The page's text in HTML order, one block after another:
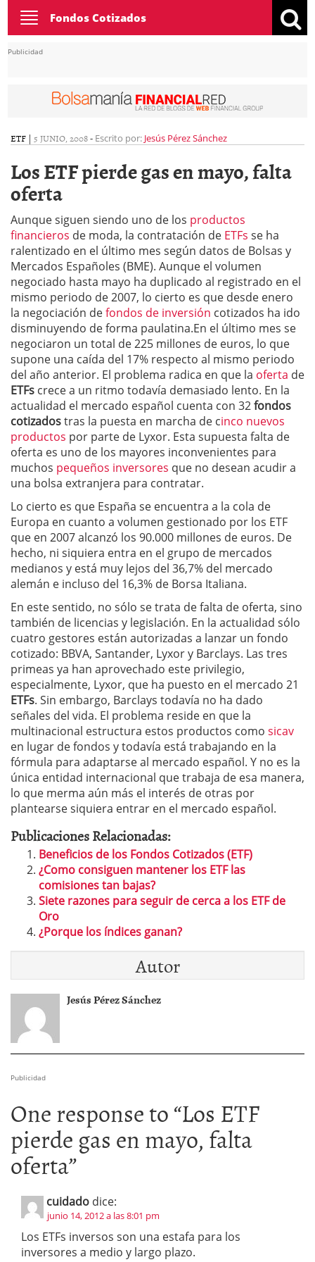
Toggle
navigation
Fondos Cotizados
Publicidad
ETF | 5 JUNIO, 2008- Escrito por: Jesús Pérez Sánchez
Los ETF pierde gas en mayo, falta
oferta
Aunque siguen siendo uno de los productos
financieros de moda, la contratación de ETFs se ha
ralentizado en el último mes según datos de Bolsas y
Mercados Españoles (BME). Aunque el volumen
negociado hasta mayo ha duplicado al registrado en el
mismo periodo de 2007, lo cierto es que desde enero
la negociación defondos de inversión cotizados ha ido
disminuyendo de forma paulatina.En el último mes se
negociaron un total de 225 millones de euros, lo que
supone una caída del 17% respecto al mismo periodo
del año anterior. El problema radica en que la oferta de
ETFs crece a un ritmo todavía demasiado lento. En la
actualidad el mercado español cuenta con 32fondos
cotizadostras la puesta en marcha de cinco nuevos
productos por parte de Lyxor. Esta supuesta falta de
oferta es uno de los mayores inconvenientes para
muchos pequeños inversores que no desean acudir a
una bolsa extranjera para contratar.
Lo cierto es que España se encuentra a la cola de
Europa en cuanto a volumen gestionado por los ETF
que en 2007 alcanzó los 90.000 millones de euros. De
hecho, ni siquiera entra en el grupo de mercados
medianos y está muy lejos del 36,7% del mercado
alemán e incluso del 16,3% de Borsa Italiana.
En este sentido, no sólo se trata de falta de oferta, sino
también de licencias y legislación. En la actualidad sólo
cuatro gestores están autorizadas a lanzar un fondo
cotizado: BBVA, Santander, Lyxor y Barclays. Las tres
primeas ya han aprovechado este privilegio,
especialmente, Lyxor, que ha puesto en el mercado 21
ETFs. Sin embargo, Barclays todavía no ha dado
señales del vida. El problema reside en que la
multinacional estructura estos productos como sicav
en lugar de fondos y todavía está trabajando en la
fórmula para adaptarse al mercado español. Y no es la
única entidad internacional que trabaja de esa manera,
lo que merma aún más el interés de otras por
plantearse siquiera entrar en el mercado español.
Publicaciones Relacionadas:
Beneficios de los Fondos Cotizados (ETF)
¿Como consiguen mantener los ETF las
comisiones tan bajas?
Siete razones para seguir de cerca a los ETF de
Oro
¿Porque los índices ganan?
Autor
Jesús Pérez Sánchez
Publicidad
One response to “Los ETF
pierde gas en mayo, falta
oferta”
cuidado dice:
junio 14, 2012 a las 8:01 pm
Los ETFs inversos son una estafa para los
inversores a medio y largo plazo.